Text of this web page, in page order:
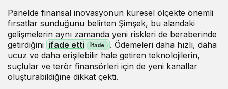
Panelde finansal inovasyonun küresel ölçekte önemli
fırsatlar sunduğunu belirten Şimşek, bu alandaki
gelişmelerin aynı zamanda yeni riskleri de beraberinde
getirdiğini ifade etti
. Ödemeleri daha hızlı, daha
ucuz ve daha erişilebilir hale getiren teknolojilerin,
suçlular ve terör finansörleri için de yeni kanallar
oluşturabildiğine dikkat çekti.